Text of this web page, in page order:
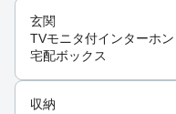
玄関
TVモニタ付インターホン
宅配ボックス
収納